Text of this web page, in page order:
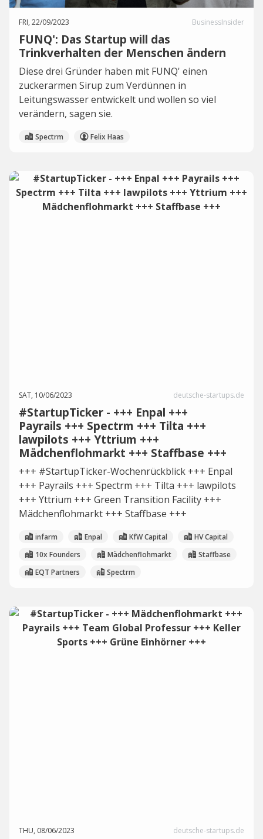
FRI, 22/09/2023 BusinessInsider
FUNQ': Das Startup will das
Trinkverhalten der Menschen ändern
Diese drei Gründer haben mit FUNQ' einen
zuckerarmen Sirup zum Verdünnen in
Leitungswasser entwickelt und wollen so viel
verändern, sagen sie.
Spectrm Felix Haas
SAT, 10/06/2023 deutsche-startups.de
#StartupTicker - +++ Enpal +++
Payrails +++ Spectrm +++ Tilta +++
lawpilots +++ Yttrium +++
Mädchenflohmarkt +++ Staffbase +++
+++ #StartupTicker-Wochenrückblick +++ Enpal
+++ Payrails +++ Spectrm +++ Tilta +++ lawpilots
+++ Yttrium +++ Green Transition Facility +++
Mädchenflohmarkt +++ Staffbase +++
infarm Enpal KfW Capital
HV Capital
10x Founders
Mädchenflohmarkt
Staffbase
EQT Partners
Spectrm
THU, 08/06/2023 deutsche-startups.de